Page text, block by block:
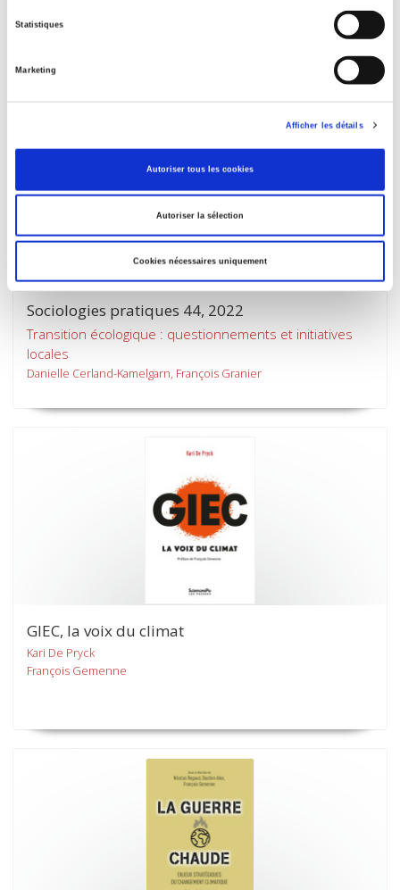
Statistiques
Marketing
Afficher les détails
Autoriser tous les cookies
Autoriser la sélection
Cookies nécessaires uniquement
Bertrand Hervieu, François Purseigle
Sociologies pratiques 44, 2022
Transition écologique : questionnements et initiatives
locales
Danielle Cerland-Kamelgarn, François Granier
GIEC, la voix du climat
Kari De Pryck
François Gemenne